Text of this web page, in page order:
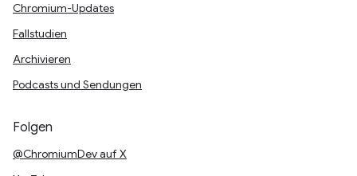
Chromium-Updates
Fallstudien
Archivieren
Podcasts und Sendungen
Folgen
@ChromiumDev auf X